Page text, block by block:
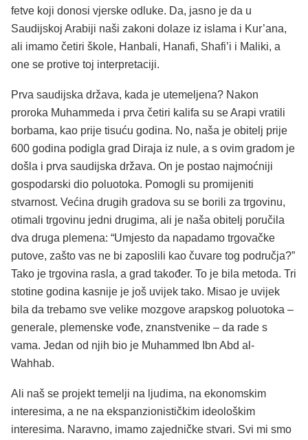
fetve koji donosi vjerske odluke. Da, jasno je da u
Saudijskoj Arabiji naši zakoni dolaze iz islama i Kur’ana,
ali imamo četiri škole, Hanbali, Hanafi, Shafi’i i Maliki, a
one se protive toj interpretaciji.
Prva saudijska država, kada je utemeljena? Nakon
proroka Muhammeda i prva četiri kalifa su se Arapi vratili
borbama, kao prije tisuću godina. No, naša je obitelj prije
600 godina podigla grad Diraja iz nule, a s ovim gradom je
došla i prva saudijska država. On je postao najmoćniji
gospodarski dio poluotoka. Pomogli su promijeniti
stvarnost. Većina drugih gradova su se borili za trgovinu,
otimali trgovinu jedni drugima, ali je naša obitelj poručila
dva druga plemena: “Umjesto da napadamo trgovačke
putove, zašto vas ne bi zaposlili kao čuvare tog područja?”
Tako je trgovina rasla, a grad također. To je bila metoda. Tri
stotine godina kasnije je još uvijek tako. Misao je uvijek
bila da trebamo sve velike mozgove arapskog poluotoka –
generale, plemenske vođe, znanstvenike – da rade s
vama. Jedan od njih bio je Muhammed Ibn Abd al-
Wahhab.
Ali naš se projekt temelji na ljudima, na ekonomskim
interesima, a ne na ekspanzionističkim ideološkim
interesima. Naravno, imamo zajedničke stvari. Svi mi smo